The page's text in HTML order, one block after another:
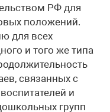
РФ для
положений.
для всех
и того же типа
связанных с
и
групп